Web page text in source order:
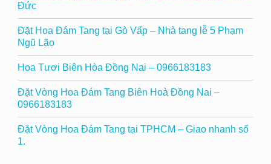
Đức
Đặt Hoa Đám Tang tại Gò Vấp – Nhà tang lễ 5 Phạm
Ngũ Lão
Hoa Tươi Biên Hòa Đồng Nai – 0966183183
Đặt Vòng Hoa Đám Tang Biên Hoà Đồng Nai –
0966183183
Đặt Vòng Hoa Đám Tang tại TPHCM – Giao nhanh số
1.